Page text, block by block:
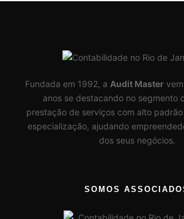
Fundada em 1992, a Audit Mastervem
anos se destacando no segmento
prestação de serviços com alto
especialização, ajudando
dos seus negócios.
SOMOS